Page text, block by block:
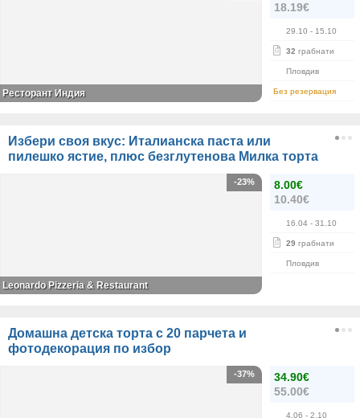
18.19€
29.10 - 15.10
32 грабнати
Пловдив
Без резервация
Ресторант Индия
Избери своя вкус: Италианска паста или
пилешко ястие, плюс безглутенова Милка торта
8.00€
10.40€
16.04 - 31.10
29 грабнати
Пловдив
-23%
Leonardo Pizzeria & Restaurant
Домашна детска торта с 20 парчета и
фотодекорация по избор
34.90€
55.00€
4.06 - 2.10
-37%